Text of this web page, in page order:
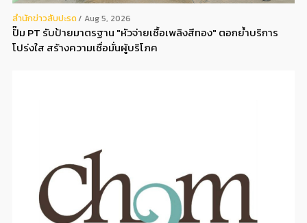
สํานักข่าวสับปะรด Aug 5, 2026
ปั๊ม PT รับป้ายมาตรฐาน "หัวจ่ายเชื้อเพลิงสีทอง" ตอกย้ำบริการ
โปร่งใส สร้างความเชื่อมั่นผู้บริโภค